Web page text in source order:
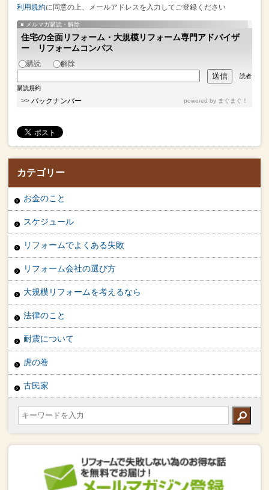
利用規約に同意の上、メールアドレスを入力してご登録ください
メルマガ購読・解除
住宅の全面リフォーム・大規模リフォーム専門アドバイザ
ー リフォームコンパス
購読 解除
読者
購読規約
>> バックナンバー powered by まぐまぐ！
カテゴリー
お金のこと
スケジュール
リフォームでよくある失敗
リフォーム会社の選び方
大規模リフォームを考えるなら
法律のこと
耐震について
虎の巻
古民家